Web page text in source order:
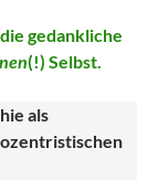
gedankliche
(!) Selbst.
als